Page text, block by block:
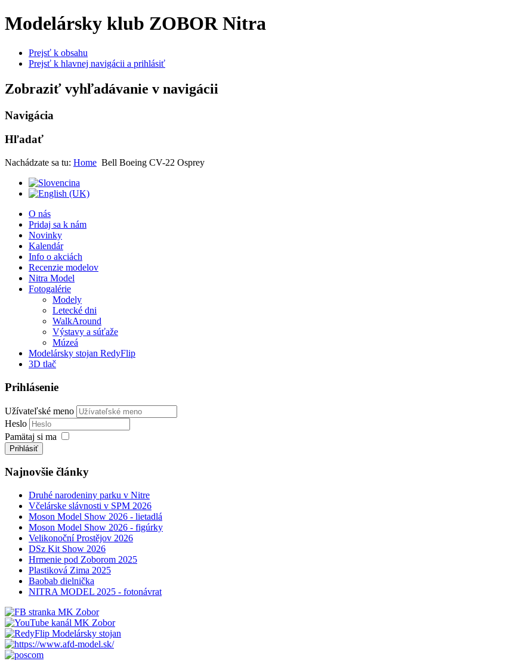
Modelársky klub ZOBOR Nitra
Prejsť k obsahu
Prejsť k hlavnej navigácii a prihlásiť
Zobraziť vyhľadávanie v navigácii
Navigácia
Hľadať
Nachádzate sa tu: Home Bell Boeing CV-22 Osprey
O nás
Pridaj sa k nám
Novinky
Kalendár
Info o akciách
Recenzie modelov
Nitra Model
Fotogalérie
Modely
Letecké dni
WalkAround
Výstavy a súťaže
Múzeá
Modelársky stojan RedyFlip
3D tlač
Prihlásenie
Užívateľské meno
Heslo
Pamätaj si ma
Prihlásiť
Najnovšie články
Druhé narodeniny parku v Nitre
Včelárske slávnosti v SPM 2026
Moson Model Show 2026 - lietadlá
Moson Model Show 2026 - figúrky
Velikonoční Prostějov 2026
DSz Kit Show 2026
Hrmenie pod Zoborom 2025
Plastiková Zima 2025
Baobab dielnička
NITRA MODEL 2025 - fotonávrat